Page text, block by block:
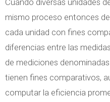
Cuando diversas unidades
mismo proceso entonces
cada unidad con fines
diferencias entre las
de mediciones
tienen fines comparativos,
computar la eficiencia